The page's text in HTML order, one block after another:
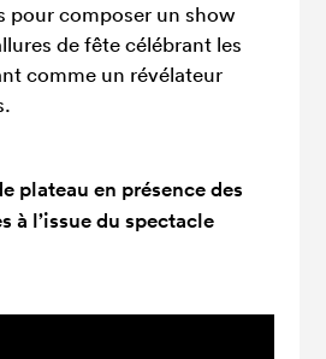
pour composer un show
de fête célébrant les
comme un révélateur
plateau en présence des
à l’issue du spectacle